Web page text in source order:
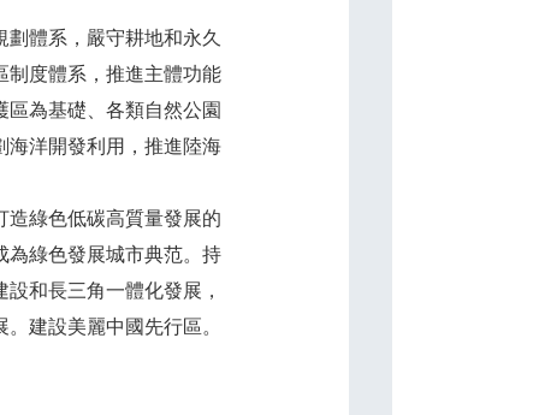
體系，嚴守耕地和永久
制度體系，推進主體功能
為基礎、各類自然公園
海洋開發利用，推進陸海
綠色低碳高質量發展的
為綠色發展城市典范。持
和長三角一體化發展，
建設美麗中國先行區。